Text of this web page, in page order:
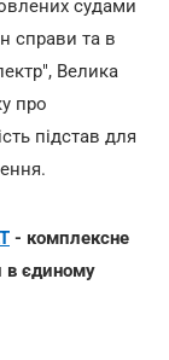
судами
справи та в
Велика
про
підстав для
- комплексне
в єдиному